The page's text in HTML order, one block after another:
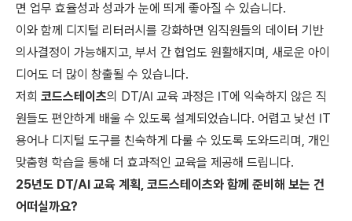
면 업무 효율성과 성과가 눈에 띄게 좋아질 수 있습니다.
이와 함께 디지털 리터러시를 강화하면 임직원들의 데이터 기반
의사결정이 가능해지고, 부서 간 협업도 원활해지며, 새로운 아이
디어도 더 많이 창출될 수 있습니다.
저희 코드스테이츠의 DT/AI 교육 과정은 IT에 익숙하지 않은 직
원들도 편안하게 배울 수 있도록 설계되었습니다. 어렵고 낯선 IT
용어나 디지털 도구를 친숙하게 다룰 수 있도록 도와드리며, 개인
맞춤형 학습을 통해 더 효과적인 교육을 제공해 드립니다.
25년도 DT/AI 교육 계획, 코드스테이츠와 함께 준비해 보는 건
어떠실까요?